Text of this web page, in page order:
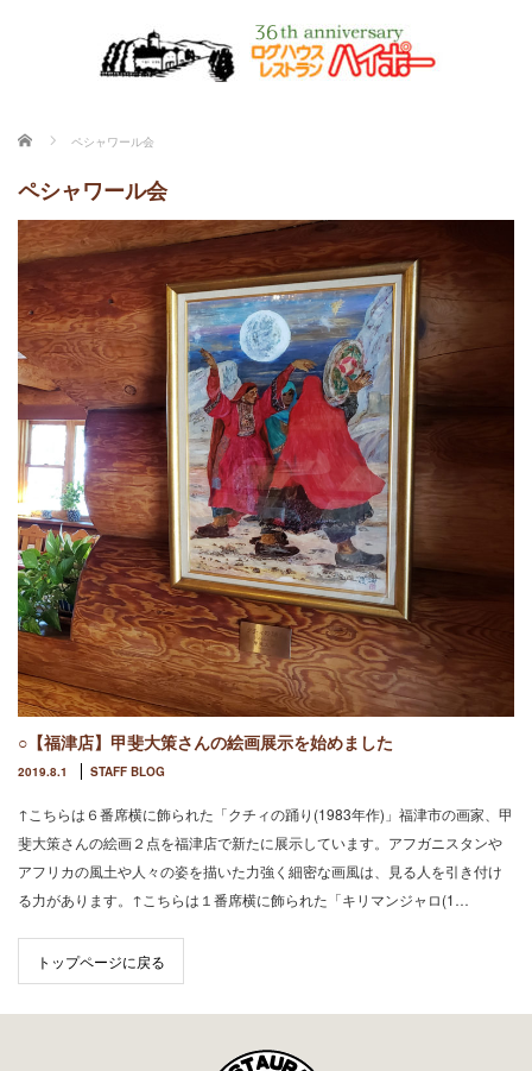
ホーム ペシャワール会
ペシャワール会
○【福津店】甲斐大策さんの絵画展示を始めました
2019.8.1 STAFF BLOG
↑こちらは６番席横に飾られた「クチィの踊り(1983年作)」福津市の画家、甲
斐大策さんの絵画２点を福津店で新たに展示しています。アフガニスタンや
アフリカの風土や人々の姿を描いた力強く細密な画風は、見る人を引き付け
る力があります。↑こちらは１番席横に飾られた「キリマンジャロ(1…
トップページに戻る